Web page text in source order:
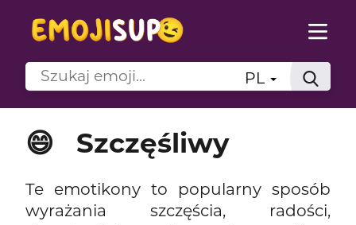
PL
😄 Szczęśliwy
Te emotikony to popularny sposób
wyrażania szczęścia, radości,